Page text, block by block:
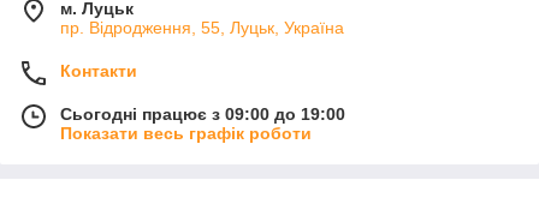
м. Луцьк
пр. Відродження, 55, Луцьк, Україна
Контакти
Сьогодні працює з 09:00 до 19:00
Показати весь графік роботи